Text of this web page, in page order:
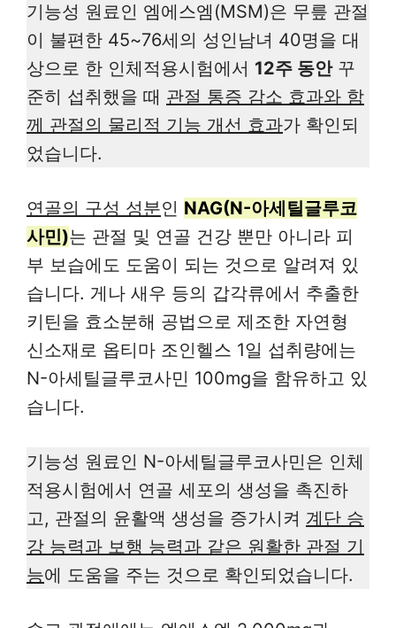
기능성 원료인 엠에스엠(MSM)은 무릎 관절
이 불편한 45~76세의 성인남녀 40명을 대
상으로 한 인체적용시험에서 12주 동안꾸
준히 섭취했을 때 관절 통증 감소 효과와 함
께 관절의 물리적 기능 개선 효과가 확인되
었습니다.
연골의 구성 성분인 NAG(N-아세틸글루코
사민)는 관절 및 연골 건강 뿐만 아니라 피
부 보습에도 도움이 되는 것으로 알려져 있
습니다. 게나 새우 등의 갑각류에서 추출한
키틴을 효소분해 공법으로 제조한 자연형
신소재로 옵티마 조인헬스 1일 섭취량에는
N-아세틸글루코사민 100mg을 함유하고 있
습니다.
기능성 원료인 N-아세틸글루코사민은 인체
적용시험에서 연골 세포의 생성을 촉진하
고, 관절의 윤활액 생성을 증가시켜 계단 승
강 능력과 보행 능력과 같은 원활한 관절 기
능에 도움을 주는 것으로 확인되었습니다.